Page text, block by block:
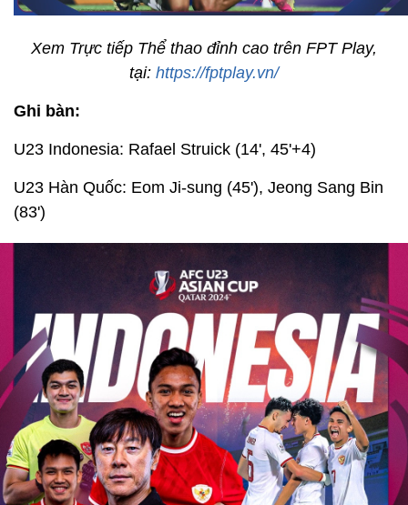
Xem Trực tiếp Thể thao đỉnh cao trên FPT Play,
tại: https://fptplay.vn/
Ghi bàn:
U23 Indonesia: Rafael Struick (14', 45'+4)
U23 Hàn Quốc: Eom Ji-sung (45'), Jeong Sang Bin
(83')